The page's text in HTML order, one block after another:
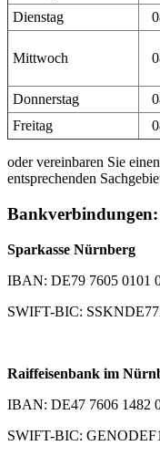
Dienstag
Mittwoch
Donnerstag
Freitag
oder vereinbaren Sie
entsprechenden
Bankverbindungen:
Sparkasse Nürnberg
IBAN: DE79 7605 0101
SWIFT-BIC:
Raiffeisenbank im
IBAN: DE47 7606 1482
SWIFT-BIC: